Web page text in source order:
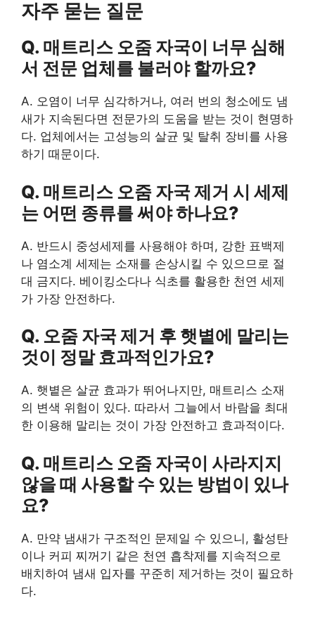
자주 묻는 질문
Q. 매트리스 오줌 자국이 너무 심해
서 전문 업체를 불러야 할까요?
A. 오염이 너무 심각하거나, 여러 번의 청소에도 냄
새가 지속된다면 전문가의 도움을 받는 것이 현명하
다. 업체에서는 고성능의 살균 및 탈취 장비를 사용
하기 때문이다.
Q. 매트리스 오줌 자국 제거 시 세제
는 어떤 종류를 써야 하나요?
A. 반드시 중성세제를 사용해야 하며, 강한 표백제
나 염소계 세제는 소재를 손상시킬 수 있으므로 절
대 금지다. 베이킹소다나 식초를 활용한 천연 세제
가 가장 안전하다.
Q. 오줌 자국 제거 후 햇볕에 말리는
것이 정말 효과적인가요?
A. 햇볕은 살균 효과가 뛰어나지만, 매트리스 소재
의 변색 위험이 있다. 따라서 그늘에서 바람을 최대
한 이용해 말리는 것이 가장 안전하고 효과적이다.
Q. 매트리스 오줌 자국이 사라지지
않을 때 사용할 수 있는 방법이 있나
요?
A. 만약 냄새가 구조적인 문제일 수 있으니, 활성탄
이나 커피 찌꺼기 같은 천연 흡착제를 지속적으로
배치하여 냄새 입자를 꾸준히 제거하는 것이 필요하
다.